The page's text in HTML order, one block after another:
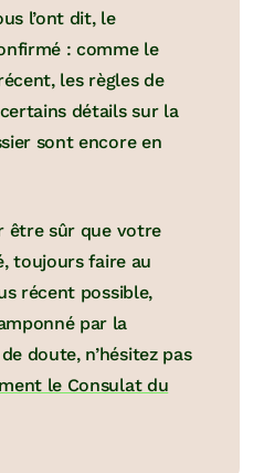
l’ont dit, le
: comme le
les règles de
détails sur la
sont encore en
être sûr que votre
toujours faire au
récent possible,
par la
doute, n’hésitez pas
le Consulat du